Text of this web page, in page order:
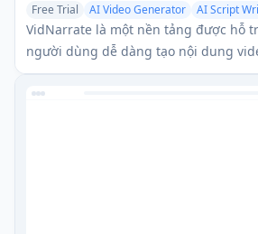
Free Trial AI Video Generator
AI Script
AI Music Generator
VidNarrate là một nền tảng được hỗ
người dùng dễ dàng tạo nội dung
trên nhiều chủ đề với giọng nói,
tùy chỉnh.